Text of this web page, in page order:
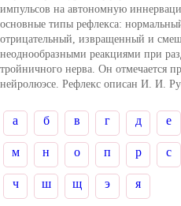
импульсов на автономную
основные типы рефлекса:
отрицательный, извращенный и
неоднообразными реакциями при
тройничного нерва. Он отмечается
нейролюэсе. Рефлекс описан И. И.
а б в г д е
м н о п р с
ч ш щ э я